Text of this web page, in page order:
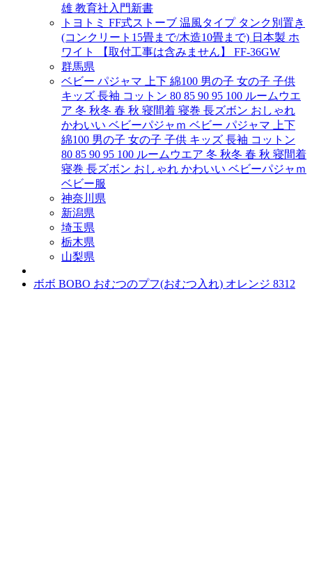
雄 教育社入門新書
トヨトミ FF式ストーブ 温風タイプ タンク別置き
(コンクリート15畳まで/木造10畳まで) 日本製 ホ
ワイト 【取付工事は含みません】 FF-36GW
群馬県
ベビー パジャマ 上下 綿100 男の子 女の子 子供
キッズ 長袖 コットン 80 85 90 95 100 ルームウエ
ア 冬 秋冬 春 秋 寝間着 寝巻 長ズボン おしゃれ
かわいい ベビーパジャｍ ベビー パジャマ 上下
綿100 男の子 女の子 子供 キッズ 長袖 コットン
80 85 90 95 100 ルームウエア 冬 秋冬 春 秋 寝間着
寝巻 長ズボン おしゃれ かわいい ベビーパジャｍ
ベビー服
神奈川県
新潟県
埼玉県
栃木県
山梨県
ボボ BOBO おむつのプフ(おむつ入れ) オレンジ 8312